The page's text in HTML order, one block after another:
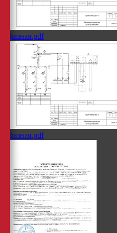
фазная.pdf
фазная.pdf